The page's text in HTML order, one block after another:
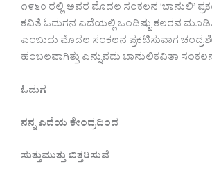
೧೯೬೦ ರಲ್ಲಿ ಅವರ ಮೊದಲ ಸಂಕಲನ ‘ಬಾನುಲಿ’
ಕವಿತೆ ಓದುಗನ ಎದೆಯಲ್ಲಿ‌ ಒಂದಿಷ್ಟು ಕಲರವ
ಎಂಬುದು ಮೊದಲ ಸಂಕಲನ ಪ್ರಕಟಿಸುವಾಗ
ಹಂಬಲವಾಗಿತ್ತು ಎನ್ನುವದು ಬಾನುಲಿಕವಿತಾ
ಓದುಗ
ನನ್ನ ಎದೆಯ ಕೇಂದ್ರದಿಂದ
ಸುತ್ತುಮುತ್ತುಬಿತ್ತರಿಸುವೆ